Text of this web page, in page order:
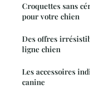
Croquettes sans
pour votre chien
Des offres
ligne chien
Les accessoires
canine